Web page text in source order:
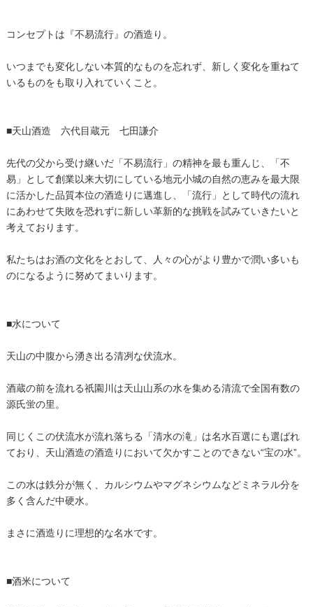
コンセプトは『不易流行』の酒造り。
いつまでも変化しない本質的なものを忘れず、新しく変化を重ねて
いるものをも取り入れていくこと。
■天山酒造 六代目蔵元 七田謙介
先代の父から受け継いだ「不易流行」の精神を最も重んじ、「不
易」として創業以来大切にしている地元小城の自然の恵みを最大限
に活かした品質本位の酒造りに邁進し、「流行」として時代の流れ
にあわせて失敗を恐れずに新しい革新的な挑戦を試みていきたいと
考えております。
私たちはお酒の文化をとおして、人々の心がより豊かで潤い多いも
のになるように努めてまいります。
■水について
天山の中腹から湧き出る清冽な伏流水。
酒蔵の前を流れる祇園川は天山山系の水を集める清流で全国有数の
源氏蛍の里。
同じくこの伏流水が流れ落ちる「清水の滝」は名水百選にも選ばれ
ており、天山酒造の酒造りにおいて欠かすことのできない“宝の水”。
この水は鉄分が無く、カルシウムやマグネシウムなどミネラル分を
多く含んだ中硬水。
まさに酒造りに理想的な名水です。
■酒米について